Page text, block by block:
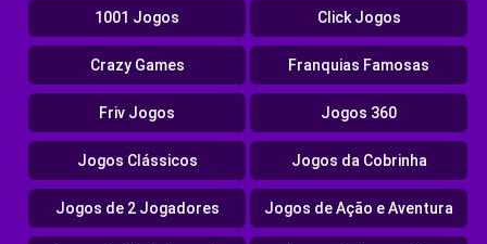
1001 Jogos Click Jogos
Crazy Games Franquias Famosas
Friv Jogos Jogos 360
Jogos Clássicos Jogos da Cobrinha
Jogos de 2 Jogadores Jogos de Ação e Aventura